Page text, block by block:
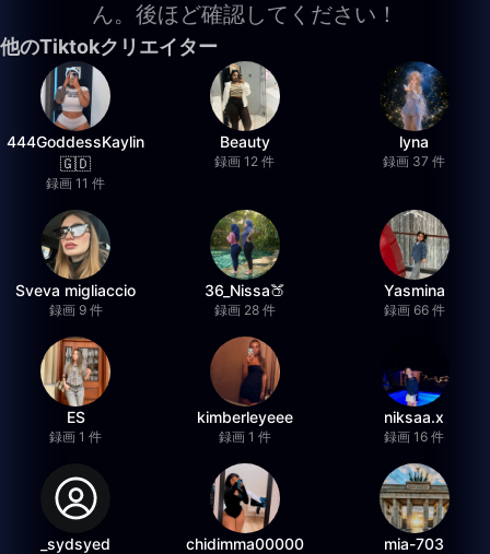
ん。後ほど確認してください！
他のTiktokクリエイター
444GoddessKaylin
🇬🇩
録画 11 件
Beauty
録画 12 件
lyna
録画 37 件
Sveva migliaccio
録画 9 件
36_Nissa🍑
録画 28 件
Yasmina
録画 66 件
ES
録画 1 件
kimberleyeee
録画 1 件
niksaa.x
録画 16 件
_sydsyed chidimma00000 mia-703